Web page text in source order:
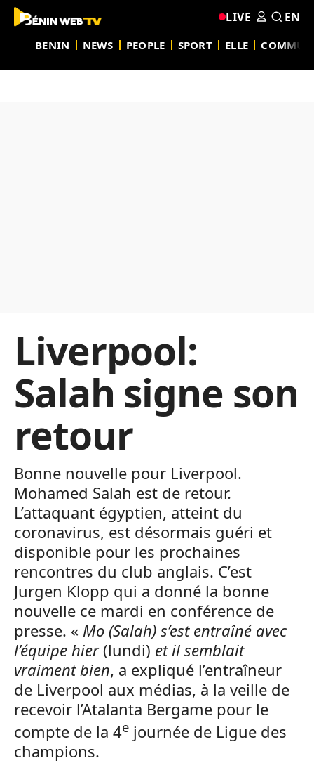
BENIN NEWS PEOPLE SPORT ELLE
LIVE EN
Liverpool:
Salah signe son
retour
Bonne nouvelle pour Liverpool.
Mohamed Salah est de retour.
L’attaquant égyptien, atteint du
coronavirus, est désormais guéri et
disponible pour les prochaines
rencontres du club anglais. C’est
Jurgen Klopp qui a donné la bonne
nouvelle ce mardi en conférence de
presse. « Mo (Salah) s’est entraîné avec
l’équipe hier(lundi) et il semblait
vraiment bien, a expliqué l’entraîneur
de Liverpool aux médias, à la veille de
recevoir l’Atalanta Bergame pour le
compte de la 4e journée de Ligue des
champions.